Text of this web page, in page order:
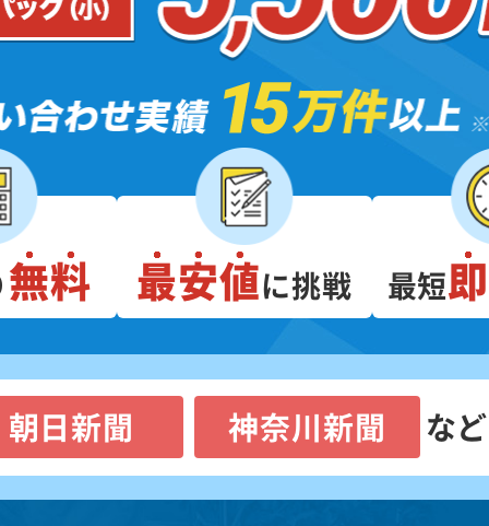
無料 最安値に挑戦 最短
朝日新聞 神奈川新聞 な